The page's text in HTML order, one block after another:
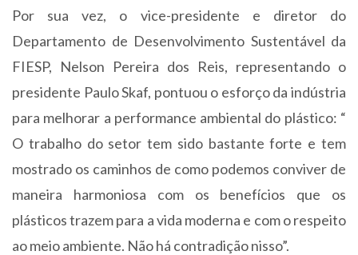
Por sua vez, o vice-presidente e diretor do
Departamento de Desenvolvimento Sustentável da
FIESP, Nelson Pereira dos Reis, representando o
presidente Paulo Skaf, pontuou o esforço da indústria
para melhorar a performance ambiental do plástico: “
O trabalho do setor tem sido bastante forte e tem
mostrado os caminhos de como podemos conviver de
maneira harmoniosa com os benefícios que os
plásticos trazem para a vida moderna e com o respeito
ao meio ambiente. Não há contradição nisso”.